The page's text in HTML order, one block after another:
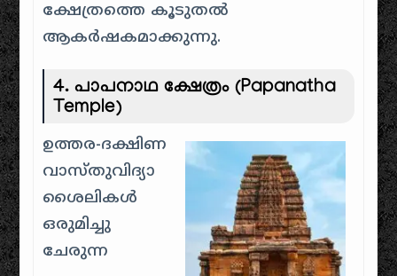
ക്ഷേത്രത്തെ കൂടുതൽ
ആകർഷകമാക്കുന്നു.
4.പാപനാഥ ക്ഷേത്രം (Papanatha
Temple)
ഉത്തര-ദക്ഷിണ
വാസ്തുവിദ്യാ
ശൈലികൾ
ഒരുമിച്ചു
ചേരുന്ന